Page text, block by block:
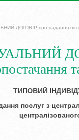
ДОГОВІР про надання
ТИПОВИЙ
послуг з